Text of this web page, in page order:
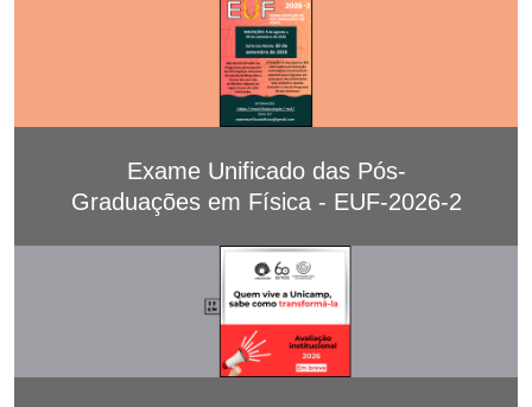
Exame Unificado das Pós-
Graduações em Física - EUF-2026-2